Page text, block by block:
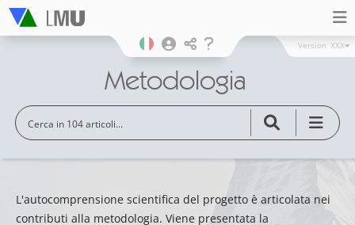
Version XXX
Metodologia
L'autocomprensione scientifica del progetto è articolata nei
contributi alla metodologia. Viene presentata la